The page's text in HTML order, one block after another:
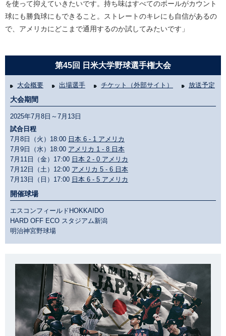
を使って抑えていきたいです。持ち味はすべてのボールがカウント
球にも勝負球にもできること。ストレートのキレにも自信があるの
で、アメリカにどこまで通用するのか試してみたいです」
第45回 日米大学野球選手権大会
大会概要 出場選手 チケット（外部サイト） 放送予定
大会期間
2025年7月8日～7月13日
試合日程
7月8日（火）18:00 日本 6 - 1 アメリカ
7月9日（水）18:00 アメリカ 1 - 8 日本
7月11日（金）17:00 日本 2 - 0 アメリカ
7月12日（土）12:00 アメリカ 5 - 6 日本
7月13日（日）17:00 日本 6 - 5 アメリカ
開催球場
エスコンフィールドHOKKAIDO
HARD OFF ECO スタジアム新潟
明治神宮野球場